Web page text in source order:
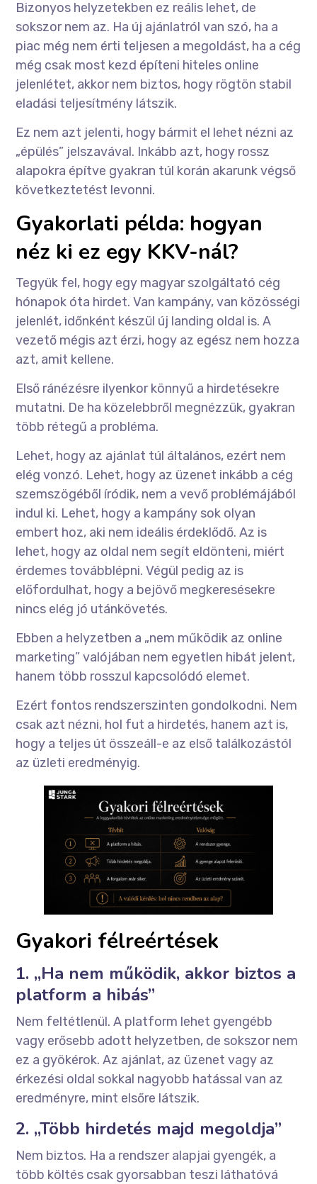
Bizonyos helyzetekben ez reális lehet, de
sokszor nem az. Ha új ajánlatról van szó, ha a
piac még nem érti teljesen a megoldást, ha a cég
még csak most kezd építeni hiteles online
jelenlétet, akkor nem biztos, hogy rögtön stabil
eladási teljesítmény látszik.
Ez nem azt jelenti, hogy bármit el lehet nézni az
„épülés” jelszavával. Inkább azt, hogy rossz
alapokra építve gyakran túl korán akarunk végső
következtetést levonni.
Gyakorlati példa: hogyan
néz ki ez egy KKV-nál?
Tegyük fel, hogy egy magyar szolgáltató cég
hónapok óta hirdet. Van kampány, van közösségi
jelenlét, időnként készül új landing oldal is. A
vezető mégis azt érzi, hogy az egész nem hozza
azt, amit kellene.
Első ránézésre ilyenkor könnyű a hirdetésekre
mutatni. De ha közelebbről megnézzük, gyakran
több rétegű a probléma.
Lehet, hogy az ajánlat túl általános, ezért nem
elég vonzó. Lehet, hogy az üzenet inkább a cég
szemszögéből íródik, nem a vevő problémájából
indul ki. Lehet, hogy a kampány sok olyan
embert hoz, aki nem ideális érdeklődő. Az is
lehet, hogy az oldal nem segít eldönteni, miért
érdemes továbblépni. Végül pedig az is
előfordulhat, hogy a bejövő megkeresésekre
nincs elég jó utánkövetés.
Ebben a helyzetben a „nem működik az online
marketing” valójában nem egyetlen hibát jelent,
hanem több rosszul kapcsolódó elemet.
Ezért fontos rendszerszinten gondolkodni. Nem
csak azt nézni, hol fut a hirdetés, hanem azt is,
hogy a teljes út összeáll-e az első találkozástól
az üzleti eredményig.
Gyakori félreértések
1. „Ha nem működik, akkor biztos a
platform a hibás”
Nem feltétlenül. A platform lehet gyengébb
vagy erősebb adott helyzetben, de sokszor nem
ez a gyökérok. Az ajánlat, az üzenet vagy az
érkezési oldal sokkal nagyobb hatással van az
eredményre, mint elsőre látszik.
2. „Több hirdetés majd megoldja”
Nem biztos. Ha a rendszer alapjai gyengék, a
több költés csak gyorsabban teszi láthatóvá